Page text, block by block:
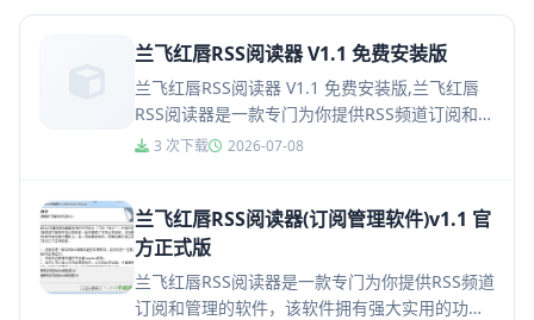
兰飞红唇RSS阅读器 V1.1 免费安装版
兰飞红唇RSS阅读器 V1.1 免费安装版,兰飞红唇
RSS阅读器是一款专门为你提供RSS频道订阅和管
理的软件，该软件拥有强大实用的功能，包括支
3 次下载 2026-07-08
兰飞红唇RSS阅读器(订阅管理软件)v1.1 官
方正式版
兰飞红唇RSS阅读器是一款专门为你提供RSS频道
订阅和管理的软件，该软件拥有强大实用的功